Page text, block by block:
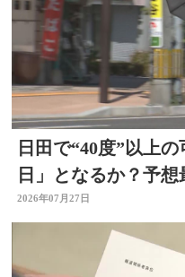
日田で“40度”以上
日」となるか？予
2026年07月27日